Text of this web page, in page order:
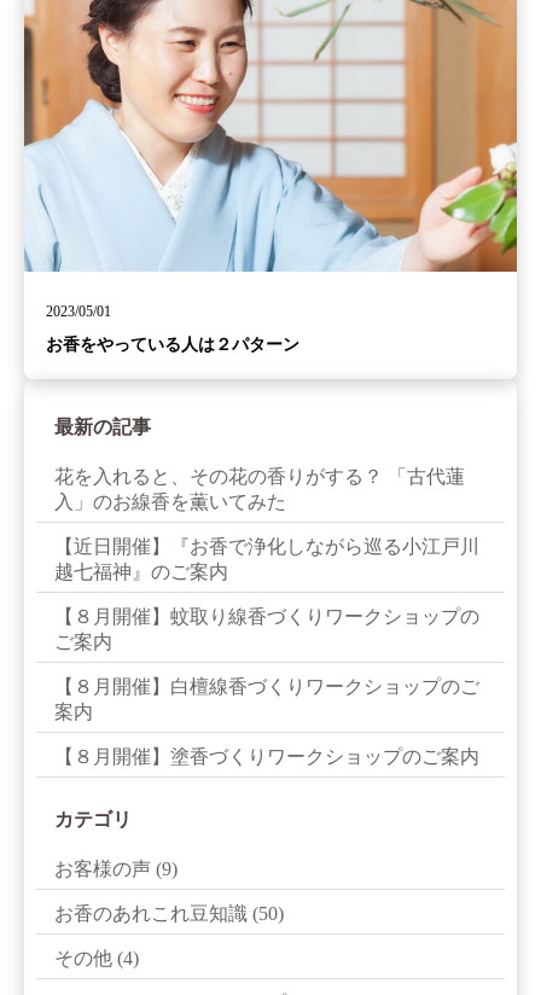
2023/05/01
お香をやっている人は２パターン
最新の記事
花を入れると、その花の香りがする？ 「古代蓮
入」のお線香を薫いてみた
【近日開催】『お香で浄化しながら巡る小江戸川
越七福神』のご案内
【８月開催】蚊取り線香づくりワークショップの
ご案内
【８月開催】白檀線香づくりワークショップのご
案内
【８月開催】塗香づくりワークショップのご案内
カテゴリ
お客様の声 (9)
お香のあれこれ豆知識 (50)
その他 (4)